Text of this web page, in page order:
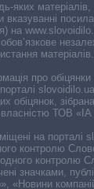
яких матеріалів,
на
матеріалів.
про обіцянки
обіцянок,
власністю ТОВ
на порталі
контролю Слово
контролю
значками,
«Новини